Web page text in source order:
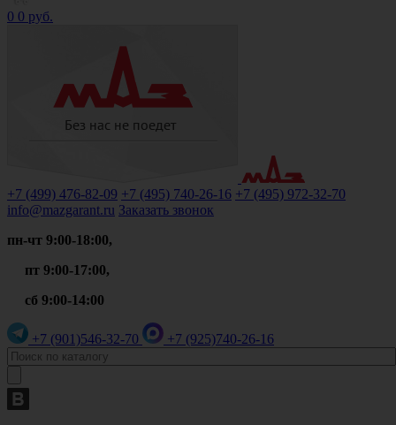
0 0 руб.
+7 (499) 476-82-09 +7 (495) 740-26-16 +7 (495) 972-32-70
info@mazgarant.ru Заказать звонок
пн-чт 9:00-18:00,
пт 9:00-17:00,
сб 9:00-14:00
+7 (901)546-32-70 +7 (925)740-26-16